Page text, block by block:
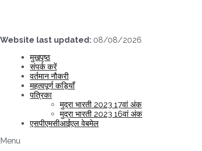
Website last updated: 08/08/2026
मुखपृष्ठ
संपर्क करें
वर्तमान नौकरी
महत्वपूर्ण कड़ियाँ
पत्रिका
मुद्रा भारती 2023 17वां अंक
मुद्रा भारती 2023 16वां अंक
एसपीएमसीआईएल वेबमेल
Menu